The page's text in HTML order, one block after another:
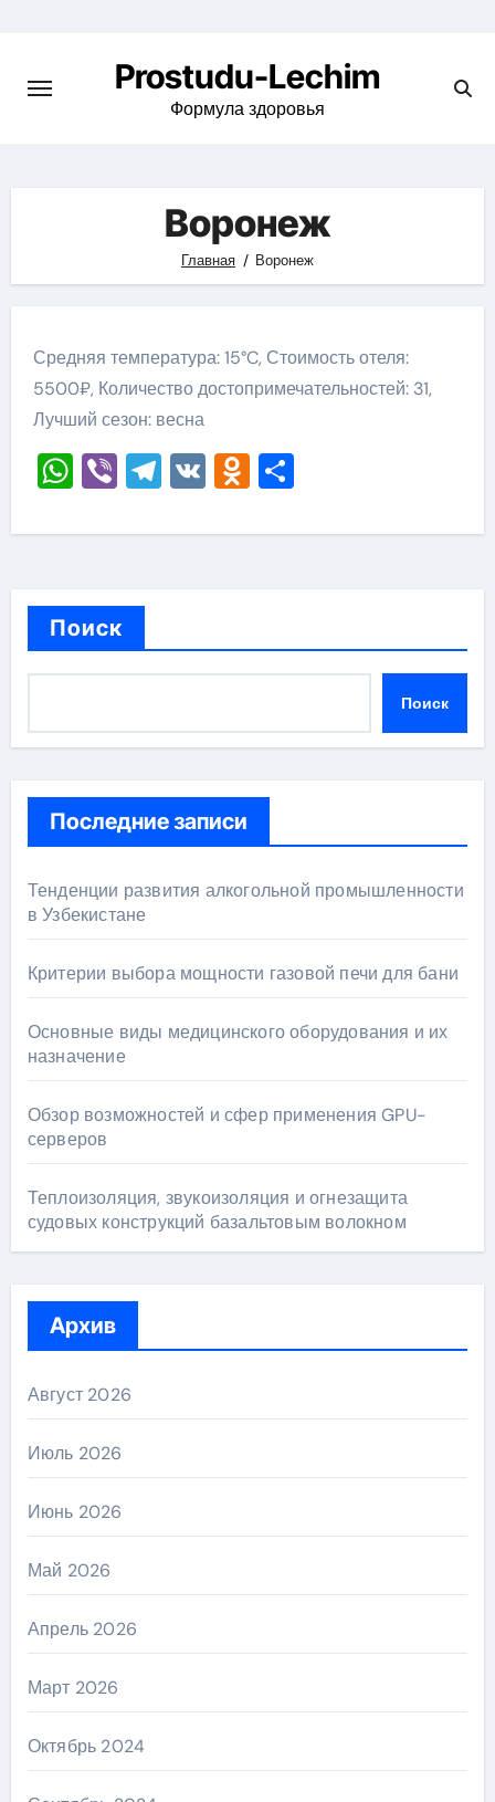
содержимому
Prostudu-Lechim
Формула здоровья
Воронеж
Главная Воронеж
Средняя температура: 15°C, Стоимость отеля:
5500₽, Количество достопримечательностей: 31,
Лучший сезон: весна
WhatsApp
ViberTelegram
VKOdnoklassniki
Отправить
Поиск
Поиск
Последние записи
Тенденции развития алкогольной промышленности
в Узбекистане
Критерии выбора мощности газовой печи для бани
Основные виды медицинского оборудования и их
назначение
Обзор возможностей и сфер применения GPU-
серверов
Теплоизоляция, звукоизоляция и огнезащита
судовых конструкций базальтовым волокном
Архив
Август 2026
Июль 2026
Июнь 2026
Май 2026
Апрель 2026
Март 2026
Октябрь 2024